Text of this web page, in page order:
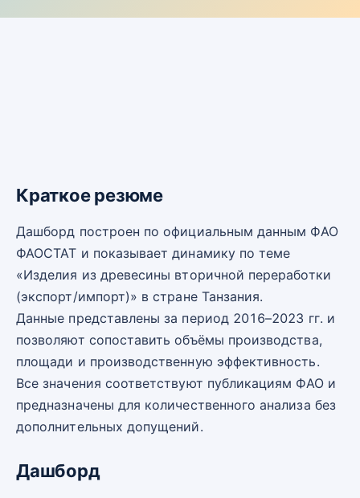
Краткое резюме
Дашборд построен по официальным данным ФАО
ФАОСТАТ и показывает динамику по теме
«Изделия из древесины вторичной переработки
(экспорт/импорт)» в стране Танзания.
Данные представлены за период 2016–2023 гг. и
позволяют сопоставить объёмы производства,
площади и производственную эффективность.
Все значения соответствуют публикациям ФАО и
предназначены для количественного анализа без
дополнительных допущений.
Дашборд